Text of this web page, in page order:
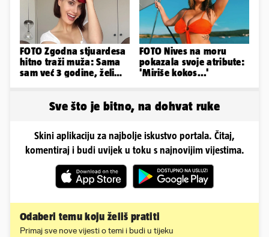
FOTO Zgodna stjuardesa
hitno traži muža: Sama
sam već 3 godine, želim
FOTO Nives na moru
pokazala svoje atribute:
'Miriše kokos...'
Sve što je bitno, na dohvat ruke
Skini aplikaciju za najbolje iskustvo portala. Čitaj,
komentiraj i budi uvijek u toku s najnovijim vijestima.
Odaberi temu koju želiš pratiti
Primaj sve nove vijesti o temi i budi u tijeku